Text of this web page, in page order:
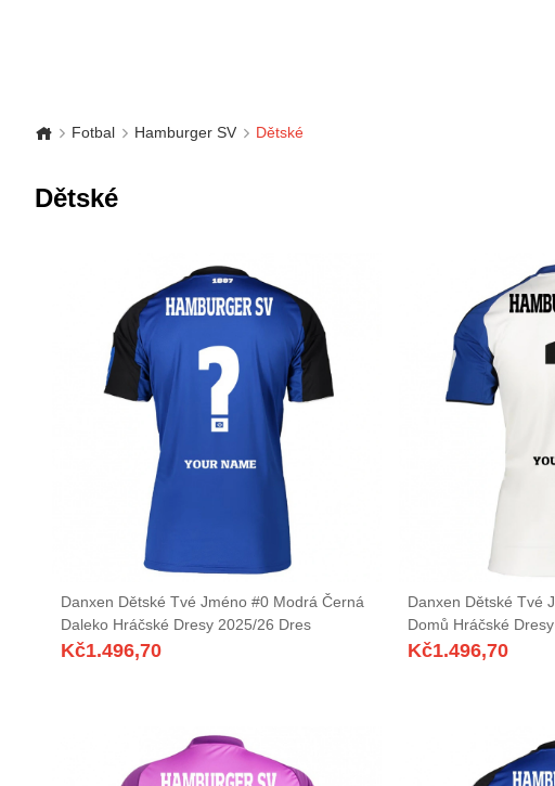
Fotbal Hamburger SV Dětské
Dětské
Danxen Dětské Tvé Jméno #0 Modrá Černá
Daleko Hráčské Dresy 2025/26 Dres
Kč1.496,70
Danxen Dětské Tvé
Domů Hráčské
Kč1.496,70